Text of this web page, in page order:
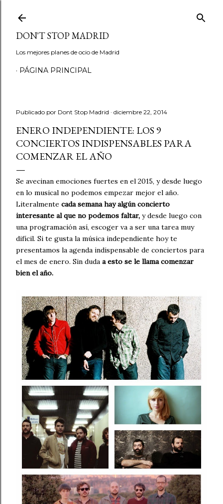
DON'T STOP MADRID
Los mejores planes de ocio de Madrid
PÁGINA PRINCIPAL
Publicado por Dont Stop Madrid diciembre 22, 2014
ENERO INDEPENDIENTE: LOS 9
CONCIERTOS INDISPENSABLES PARA
COMENZAR EL AÑO
Se avecinan emociones fuertes en el 2015, y desde luego
en lo musical no podemos empezar mejor el año.
Literalmente cada semana hay algún concierto
interesante al que no podemos faltar, y desde luego con
una programación así, escoger va a ser una tarea muy
difícil. Si te gusta la música independiente hoy te
presentamos la agenda indispensable de conciertos para
el mes de enero. Sin duda a esto se le llama comenzar
bien el año.